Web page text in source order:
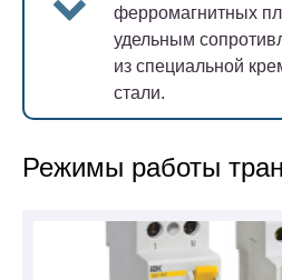
ферромагнитных
удельным
из специальной
стали.
Режимы работы